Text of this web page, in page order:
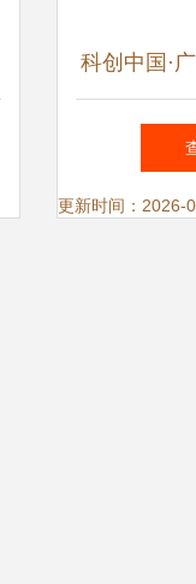
科创中国·
焦生物医药
业
更新时间：2026-